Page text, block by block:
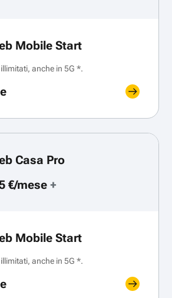
Mobile Start
anche in 5G *.
Casa Pro
€/mese+
Mobile Start
anche in 5G *.